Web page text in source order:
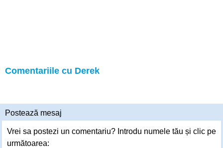
Comentariile cu Derek
Postează mesaj
Vrei sa postezi un comentariu? Introdu numele tău și clic pe
următoarea: